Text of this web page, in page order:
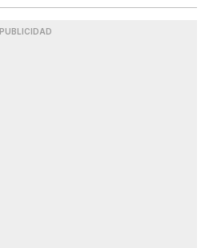
PUBLICIDAD